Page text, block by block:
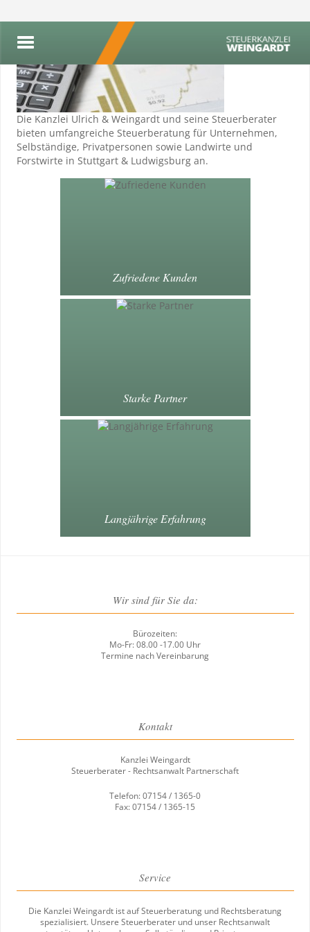
Die Kanzlei Ulrich & Weingardt und seine Steuerberater
bieten umfangreiche Steuerberatung für Unternehmen,
Selbständige, Privatpersonen sowie Landwirte und
Forstwirte in Stuttgart & Ludwigsburg an.
Zufriedene Kunden
Starke Partner
Langjährige Erfahrung
Wir sind für Sie da:
Bürozeiten:
Mo-Fr: 08.00 -17.00 Uhr
Termine nach Vereinbarung
Kontakt
Kanzlei Weingardt
Steuerberater - Rechtsanwalt Partnerschaft
Telefon: 07154 / 1365-0
Fax: 07154 / 1365-15
Service
Die Kanzlei Weingardt ist auf Steuerberatung und Rechtsberatung
spezialisiert. Unsere Steuerberater und unser Rechtsanwalt